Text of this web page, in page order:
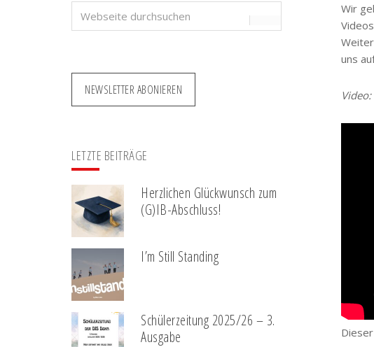
Wir
uns
Webseite
NEWSLETTER ABONIEREN
LETZTE BEITRÄGE
Herzlichen Glückwunsch zum
(G)IB-Abschluss!
I’m Still Standing
Schülerzeitung 2025/26 – 3.
Ausgabe